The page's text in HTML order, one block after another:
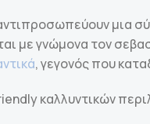
μια
με γνώμονα τον
, γεγονός που
καλλυντικών